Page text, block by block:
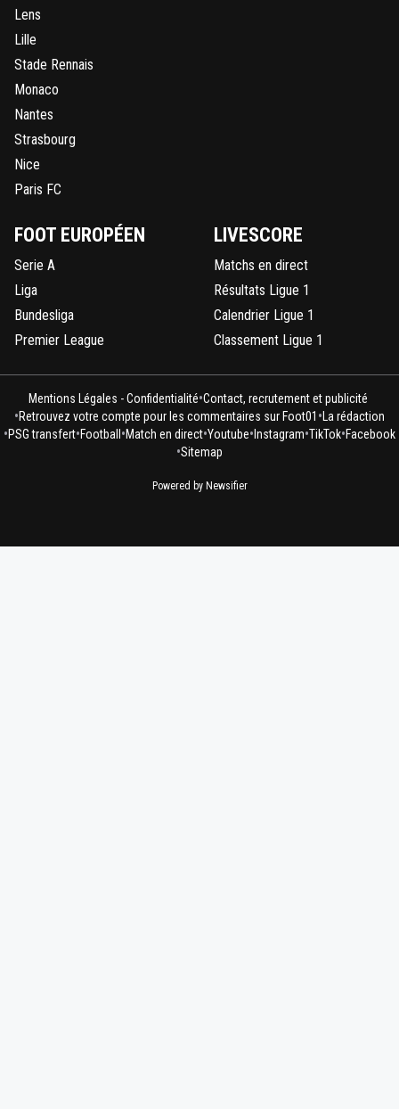
Lens
Lille
Stade Rennais
Monaco
Nantes
Strasbourg
Nice
Paris FC
FOOT EUROPÉEN
Serie A
Liga
Bundesliga
Premier League
LIVESCORE
Matchs en direct
Résultats Ligue 1
Calendrier Ligue 1
Classement Ligue 1
Mentions Légales - Confidentialité•Contact, recrutement et publicité
•Retrouvez votre compte pour les commentaires sur Foot01 • La rédaction
•PSG transfert•Football •Match en direct•Youtube• Instagram•TikTok•Facebook
•Sitemap
Powered by Newsifier